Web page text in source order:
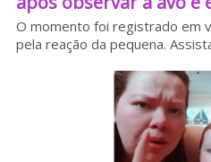
O momento foi registrado em
pela reação da pequena.